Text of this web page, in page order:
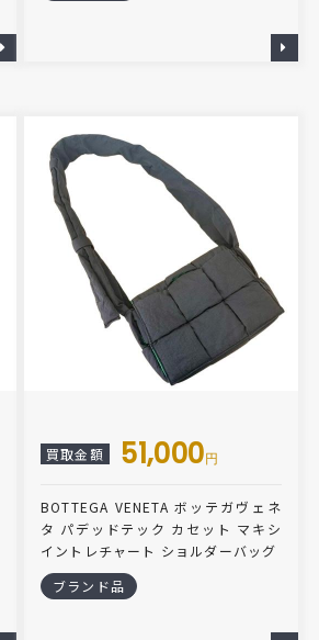
買取金額 51,000円
BOTTEGA VENETA ボッテガヴェネ
タ パデッドテック カセット マキシ
イントレチャート ショルダーバッグ
ブランド品